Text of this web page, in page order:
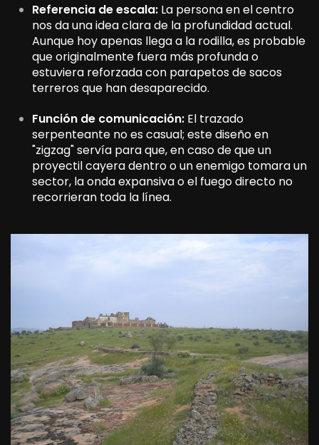
Referencia de escala: La persona en el centro
nos da una idea clara de la profundidad actual.
Aunque hoy apenas llega a la rodilla, es probable
que originalmente fuera más profunda o
estuviera reforzada con parapetos de sacos
terreros que han desaparecido.
Función de comunicación: El trazado
serpenteante no es casual; este diseño en
"zigzag" servía para que, en caso de que un
proyectil cayera dentro o un enemigo tomara un
sector, la onda expansiva o el fuego directo no
recorrieran toda la línea.